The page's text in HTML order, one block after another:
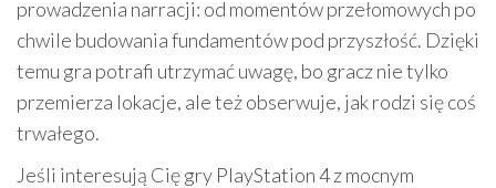
prowadzenia narracji: od momentów przełomowych po
chwile budowania fundamentów pod przyszłość. Dzięki
temu gra potrafi utrzymać uwagę, bo gracz nie tylko
przemierza lokacje, ale też obserwuje, jak rodzi się coś
trwałego.
Jeśli interesują Cię gry PlayStation 4 z mocnym